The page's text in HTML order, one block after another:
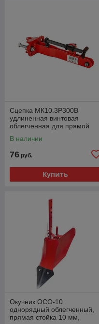
Сцепка МК10.3Р300В
удлиненная винтовая
облегченная для прямой
44.55.72.00.00
В наличии
76 руб.
Купить
Окучник ОСО-10
однорядный облегченный,
прямая стойка 10 мм,